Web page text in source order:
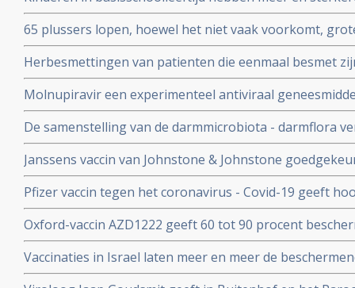
besmet te zijn geweest met het coronavirus - Covid-19
65 plussers lopen, hoewel het niet vaak voorkomt,
besmetting met het coronavirus - Covid-19 dan
Herbesmettingen van patienten die eenmaal besmet
- Covid-19 komen zelden voor blijkt uit nieuwe
Molnupiravir een experimenteel antiviraal
virussen, waaronder coronavirussen en specifiek
coronavirus verdwenen bij alle deelnemende patienten.
De samenstelling van de darmmicrobiota - darmflora
COVID-19, vooral de functies in het darmmicrobioom
immuunreacties beinvloeden de ernst van de ziekte
Janssens vaccin van Johnstone & Johnstone
vaccin tegen het coronavirus.
Pfizer vaccin tegen het coronavirus - Covid-19 geeft
met 90 procent effectiviteit, maar er zijn nog veel
Oxford-vaccin AZD1222 geeft 60 tot 90 procent
Covid-19 zegt producent Astrazeneca in een
Vaccinaties in Israel laten meer en meer de
een maand meer jongeren opgenomen dan ouderen in